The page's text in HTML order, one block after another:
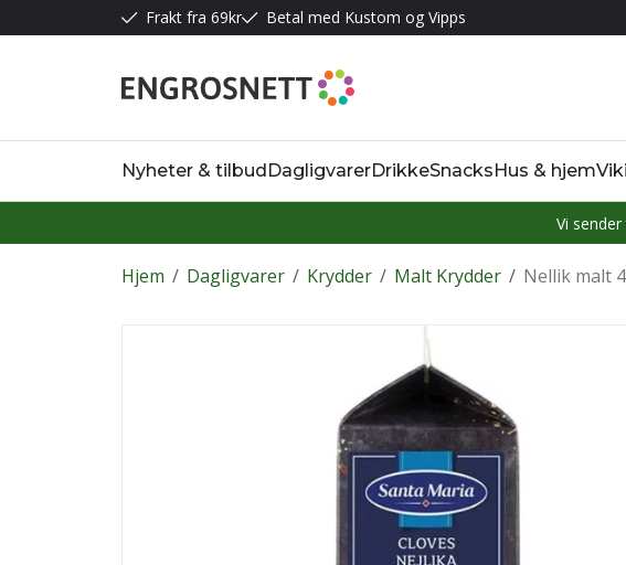
Frakt fra 69kr Betal med Kustom og Vipps
Nyheter & tilbudDagligvarerDrikkeSnacksHus & hjem
Vi
/
Hjem /
Dagligvarer /
Krydder /
Malt Krydder Nellik malt